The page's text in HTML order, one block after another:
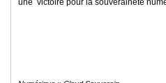
une victoire pour la souveraineté